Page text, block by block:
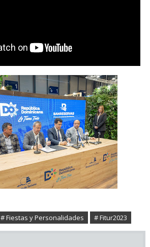
# Fiestas y Personalidades # Fitur2023